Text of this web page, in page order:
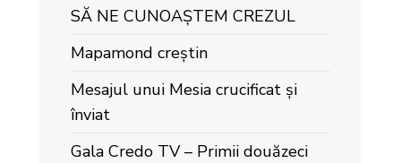
SĂ NE CUNOAȘTEM CREZUL
Mapamond creștin
Mesajul unui Mesia crucificat și
înviat
Gala Credo TV – Primii douăzeci